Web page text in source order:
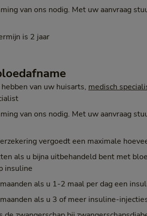
van ons nodig. Met uw aanvraag
is 2 jaar
van uw huisarts, medisch
van ons nodig. Met uw aanvraag
vergoedt een maximale
als u bijna uitbehandeld bent met
insuline
als u 1-2 maal per dag een
als u 3 of meer insuline-